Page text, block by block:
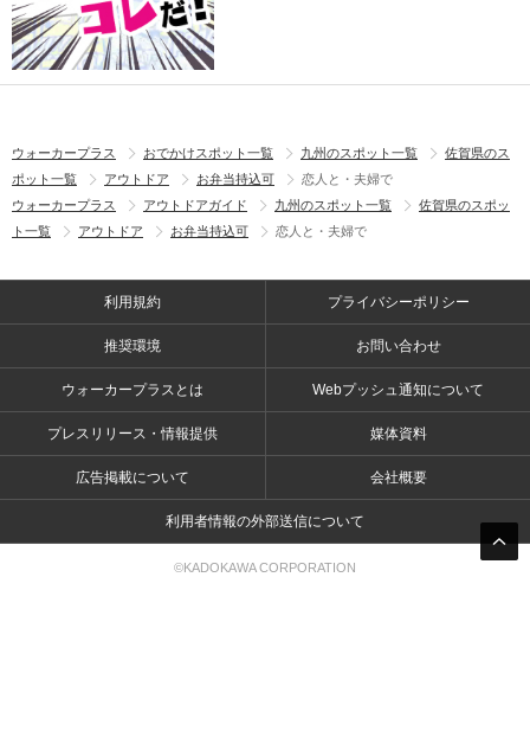
ウォーカープラス おでかけスポット一覧 九州のスポット一覧
佐賀県のス
ポット一覧
アウトドア お弁当持込可
恋人と・夫婦で
ウォーカープラス
アウトドアガイド 九州のスポット一覧
佐賀県のスポッ
ト一覧
アウトドア お弁当持込可 恋人と・夫婦で
利用規約 プライバシーポリシー
推奨環境 お問い合わせ
ウォーカープラスとは Webプッシュ通知について
プレスリリース・情報提供 媒体資料
広告掲載について 会社概要
利用者情報の外部送信について
©KADOKAWA CORPORATION